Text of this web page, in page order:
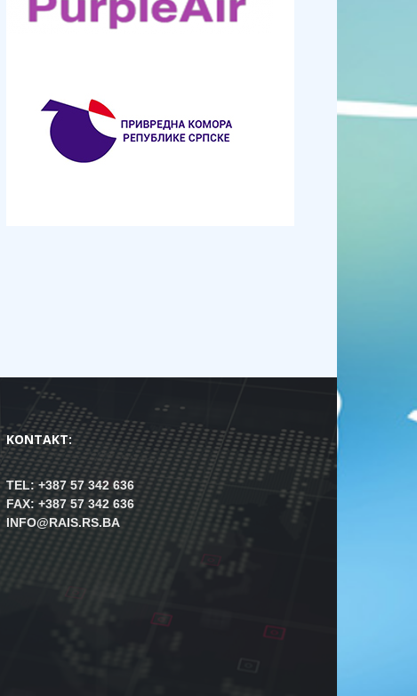
KONTAKT:
TEL: +387 57 342 636
FAX: +387 57 342 636
INFO@RAIS.RS.BA